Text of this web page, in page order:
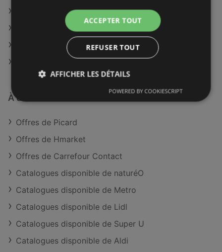
Picard à Mulhouse
Picard à Thann-Guebwiller
Picard à Beauvais
À découvrir aussi
Offres de Picard
Offres de Hmarket
Offres de Carrefour Contact
Catalogues disponible de naturéO
Catalogues disponible de Metro
Catalogues disponible de Lidl
Catalogues disponible de Super U
Catalogues disponible de Aldi
ACCEPTER TOUT
REFUSER TOUT
AFFICHER LES DÉTAILS
POWERED BY COOKIESCRIPT